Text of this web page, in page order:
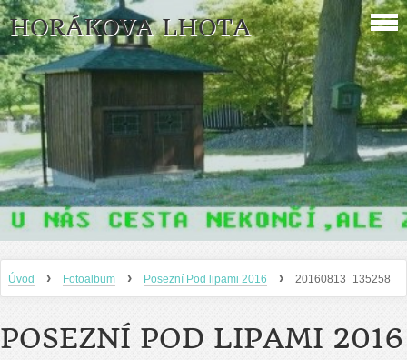
HORÁKOVA LHOTA
Úvod › Fotoalbum › Posezní Pod lipami 2016 › 20160813_135258
POSEZNÍ POD LIPAMI 2016